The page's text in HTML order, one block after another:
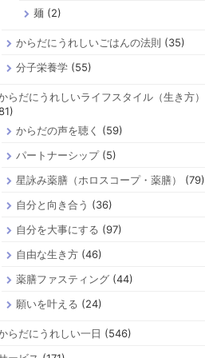
麺 (2)
からだにうれしいごはんの法則 (35)
分子栄養学(55)
らだにうれしいライフスタイル（生き方）
からだの声を聴く
(59)
パートナーシップ(5)
星詠み薬膳（ホロスコープ・薬膳）
(79)
自分と向き合う (36)
自分を大事にする (97)
自由な生き方(46)
薬膳ファスティング(44)
願いを叶える (24)
らだにうれしい一日 (546)